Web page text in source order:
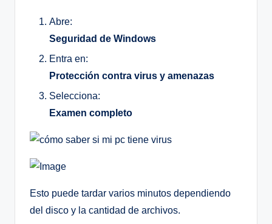
Abre:
Seguridad de Windows
Entra en:
Protección contra virus y amenazas
Selecciona:
Examen completo
Esto puede tardar varios minutos dependiendo
del disco y la cantidad de archivos.